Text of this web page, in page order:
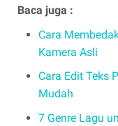
Baca juga :
Cara
Kamera Asli
Cara Edit Teks
Mudah
7 Genre Lagu